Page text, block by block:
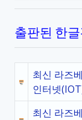
출판된 한
최신 라즈
인터넷
최신 라즈